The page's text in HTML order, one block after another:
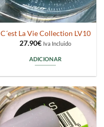
C´est La Vie Collection LV10
27.90€ Iva Incluido
ADICIONAR